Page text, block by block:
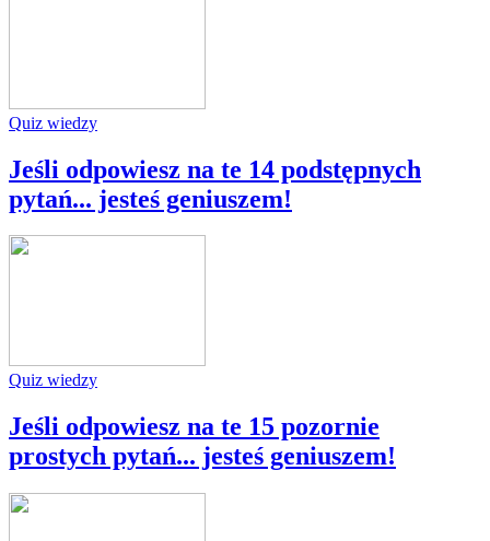
Quiz wiedzy
Jeśli odpowiesz na te 14 podstępnych
pytań... jesteś geniuszem!
Quiz wiedzy
Jeśli odpowiesz na te 15 pozornie
prostych pytań... jesteś geniuszem!